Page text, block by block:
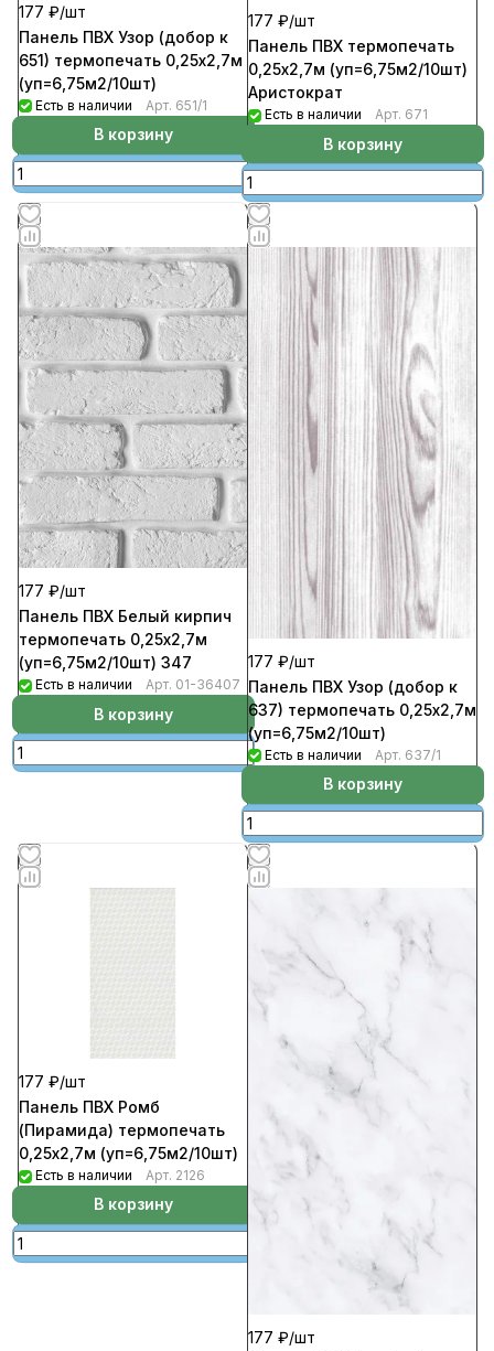
177 ₽/шт
Панель ПВХ Узор (добор к
651) термопечать 0,25х2,7м
(уп=6,75м2/10шт)
Есть в наличии Арт. 651/1
В корзину
177 ₽/шт
Панель ПВХ термопечать
0,25х2,7м (уп=6,75м2/10шт)
Аристократ
Есть в наличии Арт. 671
В корзину
177 ₽/шт
Панель ПВХ Белый кирпич
термопечать 0,25х2,7м
(уп=6,75м2/10шт) 347
Есть в наличии Арт. 01-36407
В корзину
177 ₽/шт
Панель ПВХ Узор (добор к
637) термопечать 0,25х2,7м
(уп=6,75м2/10шт)
Есть в наличии Арт. 637/1
В корзину
177 ₽/шт
Панель ПВХ Ромб
(Пирамида) термопечать
0,25х2,7м (уп=6,75м2/10шт)
Есть в наличии Арт. 2126
В корзину
177 ₽/шт